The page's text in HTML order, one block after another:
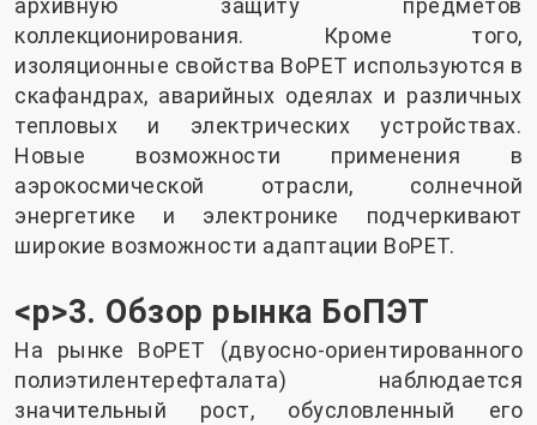
коллекционирования. Кроме того,
изоляционные свойства BoPET используются в
скафандрах, аварийных одеялах и различных
тепловых и электрических устройствах.
Новые возможности применения в
аэрокосмической отрасли, солнечной
энергетике и электронике подчеркивают
широкие возможности адаптации BoPET.
<р>3. Обзор рынка БоПЭТ
На рынке BoPET (двуосно-ориентированного
полиэтилентерефталата) наблюдается
значительный рост, обусловленный его